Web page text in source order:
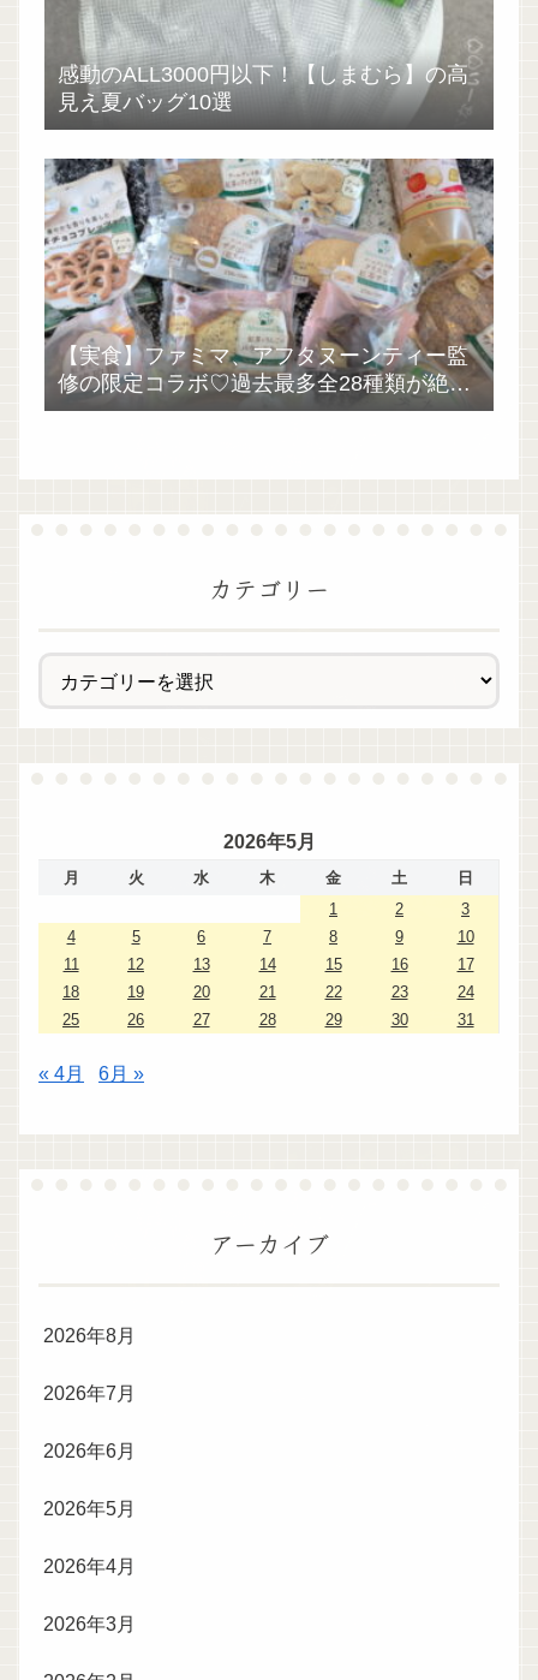
感動のALL3000円以下！【しまむら】の高
見え夏バッグ10選
【実食】ファミマ、アフタヌーンティー監
修の限定コラボ♡過去最多全28種類が絶品
過ぎた！
カテゴリー
2026年5月
月 火 水 木 金 土
日
1
2
3
4
5 6 7 8 9
10
11
12 13 14 15 16
17
18
19 20 21 22 23
24
25
26 27 28 29 30 31
« 4月 6月 »
アーカイブ
2026年8月
2026年7月
2026年6月
2026年5月
2026年4月
2026年3月